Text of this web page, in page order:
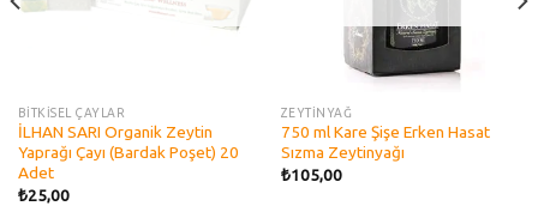
BİTKİSEL ÇAYLAR
İLHAN SARI Organik Zeytin
Yaprağı Çayı (Bardak Poşet) 20
Adet
₺25,00
ZEYTİNYAĞ
750 ml Kare Şişe Erken Hasat
Sızma Zeytinyağı
₺105,00